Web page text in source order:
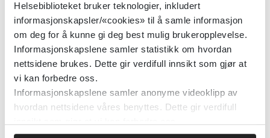
Helsebiblioteket bruker teknologier, inkludert
informasjonskapsler/«cookies» til å samle informasjon
om deg for å kunne gi deg best mulig brukeropplevelse.
Informasjonskapslene samler statistikk om hvordan
nettsidene brukes. Dette gir verdifull innsikt som gjør at
vi kan forbedre oss.
Informasjonskapslene samler anonyme videoklipp av
hvordan nettsidene våres benyttes. Dette gir verdifull
Frivillige gir eldre mer enn bare et
måltid – erfaringer fra
spisevennordningen
Helsebiblioteket
Frivilligbørs